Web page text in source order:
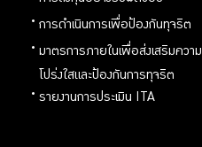
การดำเนินการเพื่อป้องกันทุจริต
มาตรการภายในเพื่อส่งเสริมความ
โปร่งใสและป้องกันการทุจริต
รายงานการประเมิน ITA